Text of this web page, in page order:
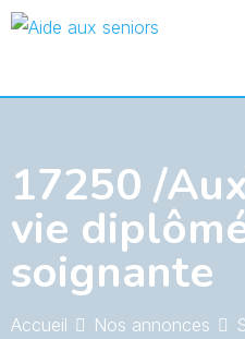
Skip
17250 /
vie
soignante
Accueil Nos annonces